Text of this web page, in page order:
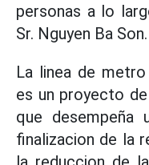
personas a lo
Sr. Nguyen Ba Son.
La linea de
es un proyecto
que desempeña
finalizacion de la